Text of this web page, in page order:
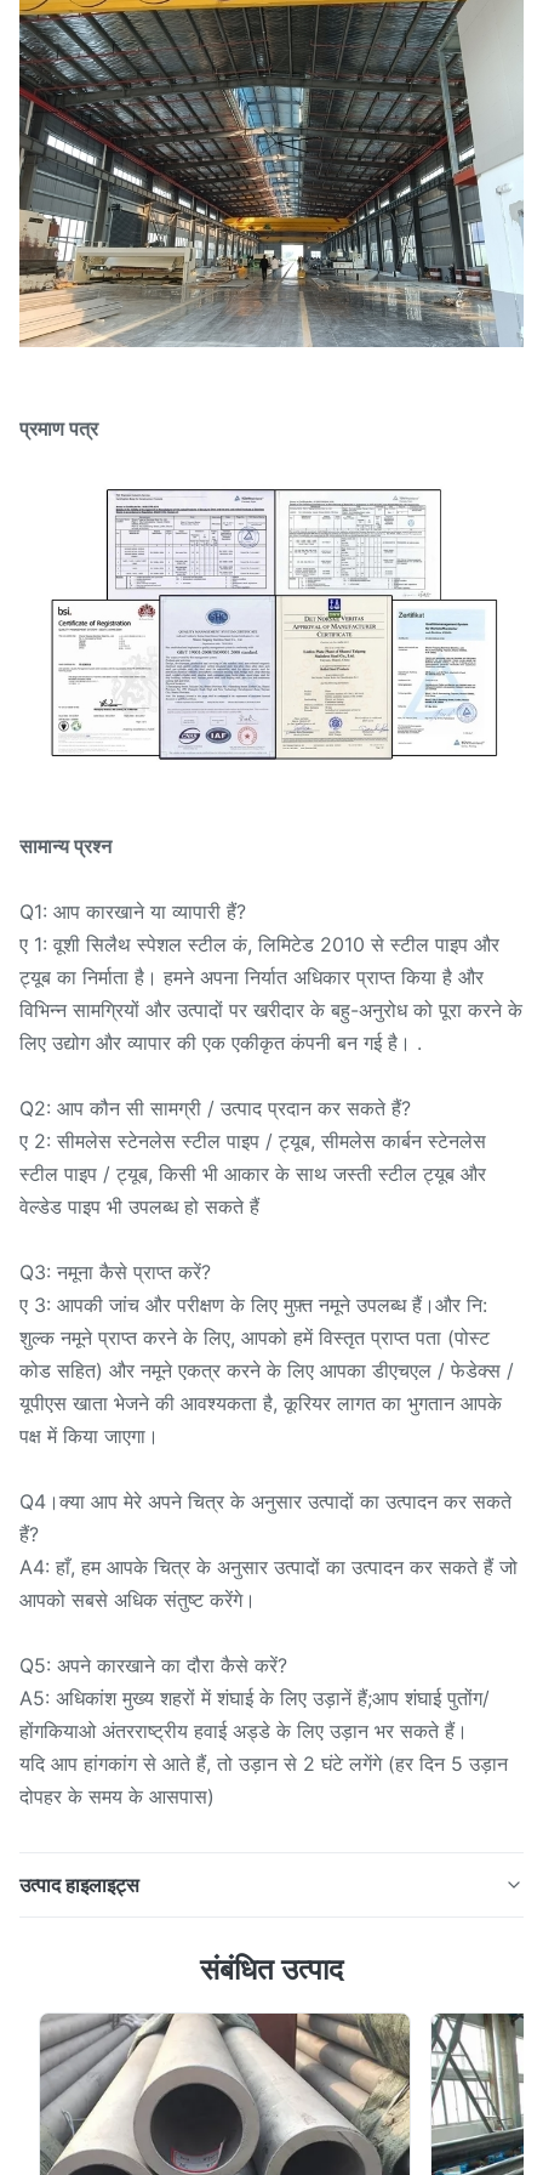
प्रमाण पत्र
सामान्य प्रश्न
Q1: आप कारखाने या व्यापारी हैं?
ए 1: वूशी सिलैथ स्पेशल स्टील कं, लिमिटेड 2010 से स्टील पाइप और
ट्यूब का निर्माता है। हमने अपना निर्यात अधिकार प्राप्त किया है और
विभिन्न सामग्रियों और उत्पादों पर खरीदार के बहु-अनुरोध को पूरा करने के
लिए उद्योग और व्यापार की एक एकीकृत कंपनी बन गई है। .
Q2: आप कौन सी सामग्री / उत्पाद प्रदान कर सकते हैं?
ए 2: सीमलेस स्टेनलेस स्टील पाइप / ट्यूब, सीमलेस कार्बन स्टेनलेस
स्टील पाइप / ट्यूब, किसी भी आकार के साथ जस्ती स्टील ट्यूब और
वेल्डेड पाइप भी उपलब्ध हो सकते हैं
Q3: नमूना कैसे प्राप्त करें?
ए 3: आपकी जांच और परीक्षण के लिए मुफ़्त नमूने उपलब्ध हैं।और नि:
शुल्क नमूने प्राप्त करने के लिए, आपको हमें विस्तृत प्राप्त पता (पोस्ट
कोड सहित) और नमूने एकत्र करने के लिए आपका डीएचएल / फेडेक्स /
यूपीएस खाता भेजने की आवश्यकता है, कूरियर लागत का भुगतान आपके
पक्ष में किया जाएगा।
Q4।क्या आप मेरे अपने चित्र के अनुसार उत्पादों का उत्पादन कर सकते
हैं?
A4: हाँ, हम आपके चित्र के अनुसार उत्पादों का उत्पादन कर सकते हैं जो
आपको सबसे अधिक संतुष्ट करेंगे।
Q5: अपने कारखाने का दौरा कैसे करें?
A5: अधिकांश मुख्य शहरों में शंघाई के लिए उड़ानें हैं;आप शंघाई पुतोंग/
होंगकियाओ अंतरराष्ट्रीय हवाई अड्डे के लिए उड़ान भर सकते हैं।
यदि आप हांगकांग से आते हैं, तो उड़ान से 2 घंटे लगेंगे (हर दिन 5 उड़ान
दोपहर के समय के आसपास)
उत्पाद हाइलाइट्स
625 सीमलेस स्टेनलेस स्टील पाइप स्टेनलेस स्टील कॉइल टयूबिंग आम
या कॉइल कॉइल;रासायनिक, मशीनरी, इलेक्ट्रॉनिक्स, बिजली, कपड़ा,
रबर, भोजन, चिकित्सा उपकरण, विमानन, एयरोस्पेस, सं...
संबंधित उत्पाद